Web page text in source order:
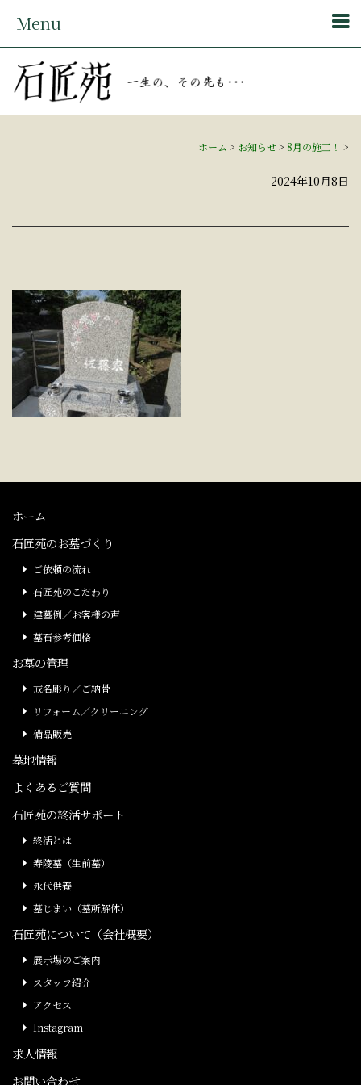
Menu
ホーム > お知らせ> 8月の施工！ >
2024年10月8日
ホーム
石匠苑のお墓づくり
ご依頼の流れ
石匠苑のこだわり
建墓例／お客様の声
墓石参考価格
お墓の管理
戒名彫り／ご納骨
リフォーム／クリーニング
備品販売
墓地情報
よくあるご質問
石匠苑の終活サポート
終活とは
寿陵墓（生前墓）
永代供養
墓じまい（墓所解体）
石匠苑について（会社概要）
展示場のご案内
スタッフ紹介
アクセス
Instagram
求人情報
お問い合わせ